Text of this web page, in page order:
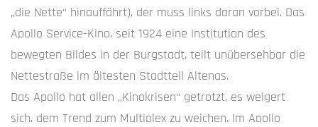
„die Nette“ hinauffährt), der muss links daran vorbei. Das
Apollo Service-Kino, seit 1924 eine Institution des
bewegten Bildes in der Burgstadt, teilt unübersehbar die
Nettestraße im ältesten Stadtteil Altenas.
Das Apollo hat allen „Kinokrisen“ getrotzt, es weigert
sich, dem Trend zum Multiplex zu weichen. Im Apollo